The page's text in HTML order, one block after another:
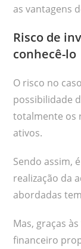
as vantagens
Risco de
conhecê-lo
O risco no
possibilidade
totalmente os
ativos.
Sendo assim,
realização da
abordadas
Mas, graças
financeiro